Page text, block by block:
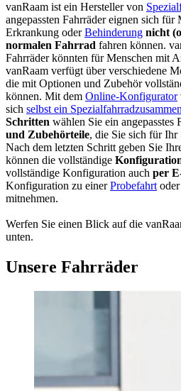
vanRaam ist ein Hersteller von
angepassten Fahrräder eignen sich
Erkrankung oderBehinderung nicht
normalen Fahrrad fahren können.
Fahrräder könnten für Menschen mit
vanRaam verfügt über verschiedene
die mit Optionen und Zubehör
können. Mit dem Online-Konfigurator
sich selbst ein
Schritten wählen Sie ein angepasstes
und Zubehörteile, die Sie sich für Ihr
Nach dem letzten Schritt geben Sie
können die vollständige
vollständige Konfiguration auch per
Konfiguration zu einerProbefahrt
mitnehmen.
Werfen Sie einen Blick auf die
unten.
Unsere Fahrräder